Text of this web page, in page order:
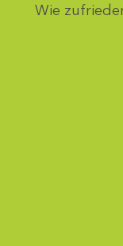
Wie